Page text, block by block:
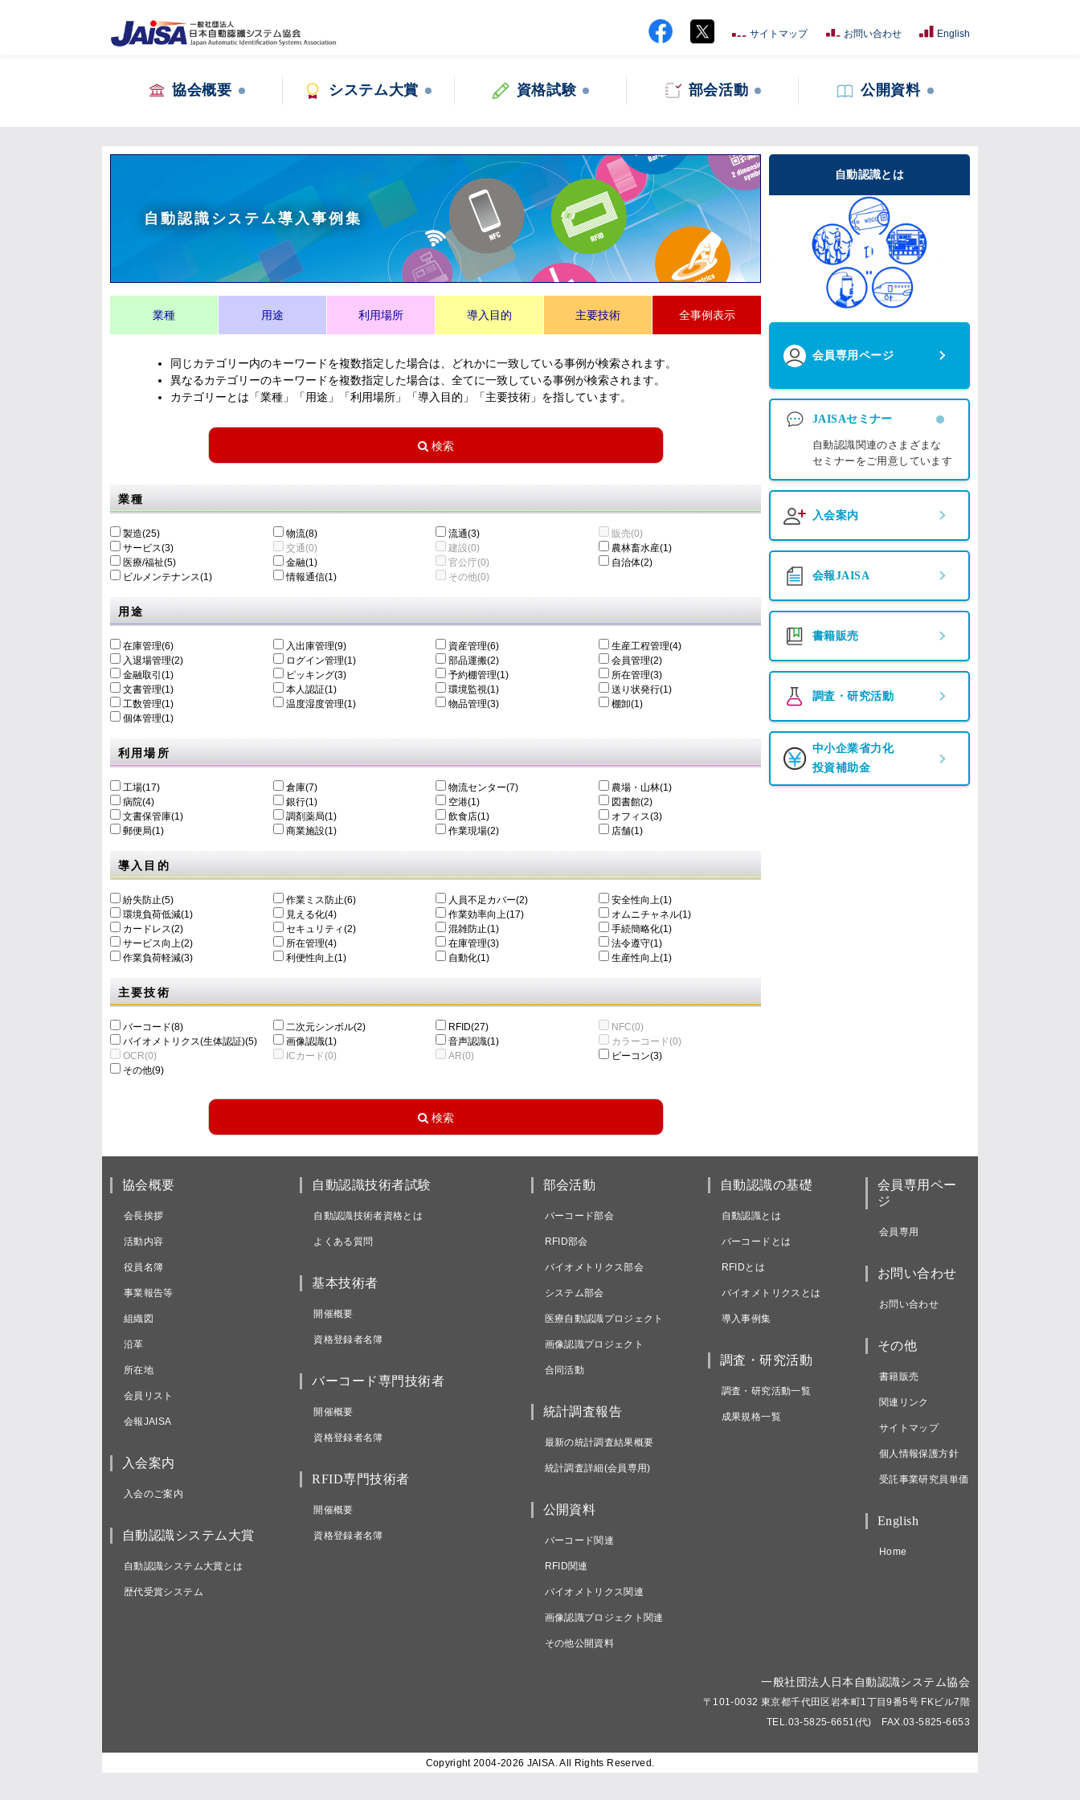
サイトマップ お問い合わせ English
協会概要 システム大賞 資格試験 部会活動 公開資料
自動認識システム導入事例集
業種 用途 利用場所 導入目的 主要技術 全事例表示
同じカテゴリー内のキーワードを複数指定した場合は、どれかに一致している事例が検索されます。
異なるカテゴリーのキーワードを複数指定した場合は、全てに一致している事例が検索されます。
カテゴリーとは「業種」「用途」「利用場所」「導入目的」「主要技術」を指しています。
業種
製造(25) 物流(8) 流通(3)
販売(0)
サービス(3)
交通(0) 建設(0)
農林畜水産(1)
医療/福祉(5)
金融(1) 官公庁(0)
自治体(2)
ビルメンテナンス(1)
情報通信(1) その他(0)
用途
在庫管理(6) 入出庫管理(9) 資産管理(6)
生産工程管理(4)
入退場管理(2)
ログイン管理(1) 部品運搬(2)
会員管理(2)
金融取引(1)
ピッキング(3) 予約棚管理(1)
所在管理(3)
文書管理(1)
本人認証(1) 環境監視(1)
送り状発行(1)
工数管理(1)
温度湿度管理(1) 物品管理(3)
棚卸(1)
個体管理(1)
利用場所
工場(17) 倉庫(7) 物流センター(7)
農場・山林(1)
病院(4)
銀行(1) 空港(1)
図書館(2)
文書保管庫(1)
調剤薬局(1) 飲食店(1)
オフィス(3)
郵便局(1)
商業施設(1) 作業現場(2) 店舗(1)
導入目的
紛失防止(5) 作業ミス防止(6) 人員不足カバー(2)
安全性向上(1)
環境負荷低減(1)
⾒える化(4) 作業効率向上(17)
オムニチャネル(1)
カードレス(2)
セキュリティ(2) 混雑防止(1)
手続簡略化(1)
サービス向上(2)
所在管理(4) 在庫管理(3)
法令遵守(1)
作業負荷軽減(3)
利便性向上(1) 自動化(1) 生産性向上(1)
主要技術
バーコード(8) 二次元シンボル(2) RFID(27)
NFC(0)
バイオメトリクス(生体認証)(5)
画像認識(1) 音声認識(1)
カラーコード(0)
OCR(0)
ICカード(0) AR(0)
ビーコン(3)
その他(9)
自動認識とは
会員専用ページ
JAISAセミナー
自動認識関連のさまざまな
セミナーをご用意しています
入会案内
会報JAISA
書籍販売
調査・研究活動
中小企業省力化
投資補助金
協会概要
会長挨拶
活動内容
役員名簿
事業報告等
組織図
沿革
所在地
会員リスト
会報JAISA
入会案内
入会のご案内
自動認識システム大賞
自動認識システム大賞とは
歴代受賞システム
自動認識技術者試験
自動認識技術者資格とは
よくある質問
基本技術者
開催概要
資格登録者名簿
バーコード専門技術者
開催概要
資格登録者名簿
RFID専門技術者
開催概要
資格登録者名簿
部会活動
バーコード部会
RFID部会
バイオメトリクス部会
システム部会
医療自動認識プロジェクト
画像認識プロジェクト
合同活動
統計調査報告
最新の統計調査結果概要
統計調査詳細(会員専用)
公開資料
バーコード関連
RFID関連
バイオメトリクス関連
画像認識プロジェクト関連
その他公開資料
自動認識の基礎
自動認識とは
バーコードとは
RFIDとは
バイオメトリクスとは
導入事例集
調査・研究活動
調査・研究活動一覧
成果規格一覧
会員専用ペー
ジ
会員専用
お問い合わせ
お問い合わせ
その他
書籍販売
関連リンク
サイトマップ
個人情報保護方針
受託事業研究員単価
English
Home
一般社団法人日本自動認識システム協会
〒101-0032 東京都千代田区岩本町1丁目9番5号 FKビル7階
TEL.03-5825-6651(代) FAX.03-5825-6653
Copyright 2004-2026 JAISA. All Rights Reserved.